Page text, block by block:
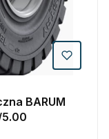
BARUM